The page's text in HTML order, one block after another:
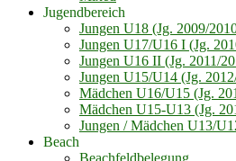
Jugendbereich
Jungen U18 (Jg. 2009/
Jungen U17/U16 I (Jg.
Jungen U16 II (Jg. 2011/
Jungen U15/U14 (Jg.
Mädchen U16/U15 (Jg.
Mädchen U15-U13 (Jg.
Jungen / Mädchen U13/
Beach
Beachfeldbelegung